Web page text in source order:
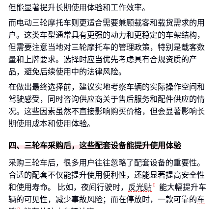
但能显著提升长期使用体验和工作效率。
而电动三轮摩托车则更适合需要兼顾载客和载货需求的用
户。这类车型通常具有更强的动力和更稳定的车架结构，
但需要注意当地对三轮摩托车的管理政策，特别是载客数
量和上牌要求。选择时应当优先考虑具有合规资质的产
品，避免后续使用中的法律风险。
在做出最终选择前，建议实地考察车辆的实际操作空间和
驾驶感受，同时咨询供应商关于售后服务和配件供应的情
况。这些因素虽然不直接影响购买价格，但会显著影响长
期使用成本和使用体验。
四、三轮车采购后，这些配套设备能提升使用体验
采购三轮车后，很多用户往往忽略了配套设备的重要性。
合适的配套不仅能提升使用便利性，还能显著提高安全性
和使用寿命。 比如，夜间行驶时，
反光贴
能大幅提升车
辆的可见性，减少事故风险；而在停放时，一款可靠的车